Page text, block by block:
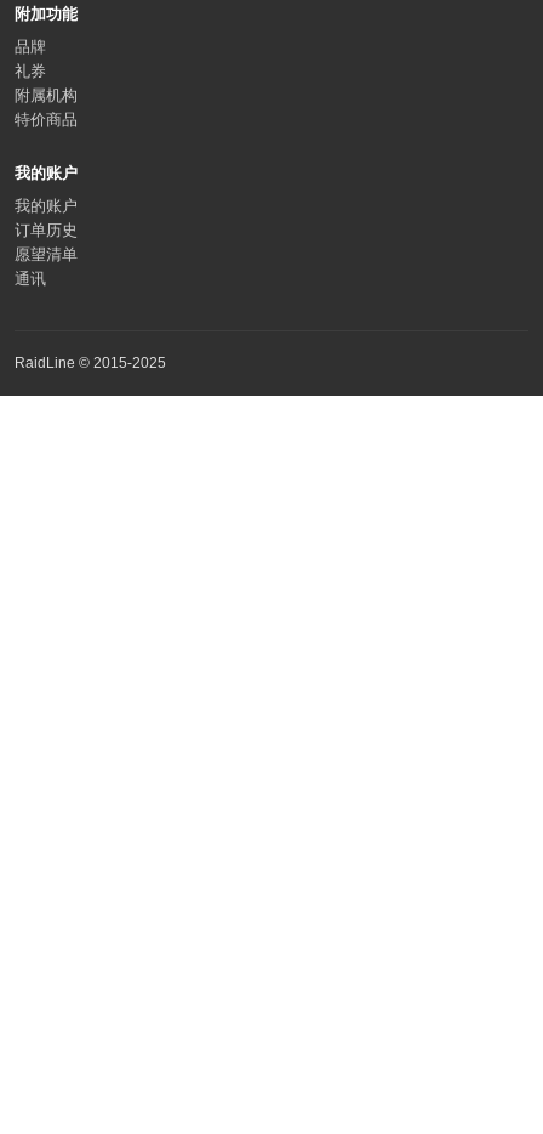
附加功能
品牌
礼券
附属机构
特价商品
我的账户
我的账户
订单历史
愿望清单
通讯
RaidLine © 2015-2025